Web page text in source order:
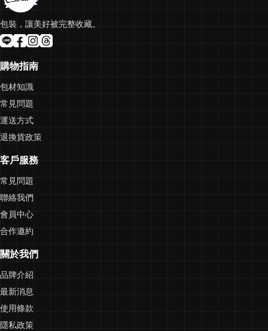
包裝，讓美好被完整收藏。
購物指南
包材知識
常見問題
運送方式
退換貨政策
客戶服務
常見問題
聯絡我們
會員中心
合作邀約
關於我們
品牌介紹
最新消息
使用條款
隱私政策